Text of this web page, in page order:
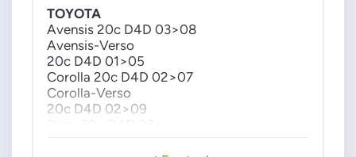
16700ES60D
16700ES60E
16700ES60F
16700ES61A
16700ES61B
A6860AW420
221000L020
221000L050
221000L060
221000R040
221000R041
2210027020
TOYOTA
Avensis 20c D4D 03>08
Avensis-Verso
20c D4D 01>05
Corolla 20c D4D 02>07
Corolla-Verso
20c D4D 02>09